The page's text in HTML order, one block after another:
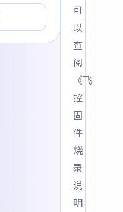
可
以
查
阅
《飞
控
固
件
烧
录
说
明-